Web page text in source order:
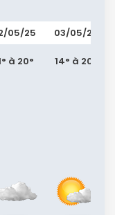
05/25
à 20°
03/05/25
14° à 20°
mail